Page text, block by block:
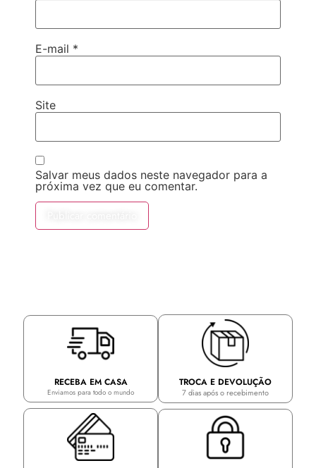
E-mail *
Site
Salvar meus dados neste navegador para a
próxima vez que eu comentar.
RECEBA EM CASA
Enviamos para todo o mundo
TROCA E DEVOLUÇÃO
7 dias após o recebimento